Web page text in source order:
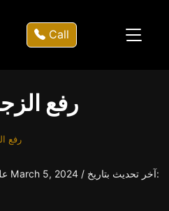
Call
رفع
رفع